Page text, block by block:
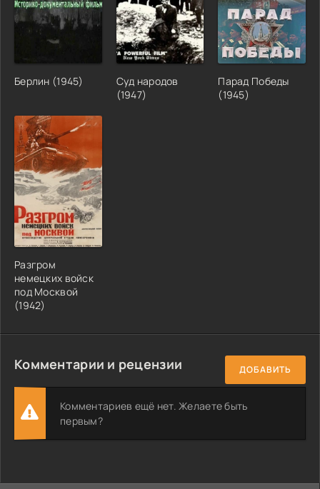
Берлин (1945)
Суд народов
(1947)
Парад Победы
(1945)
Разгром
немецких войск
под Москвой
(1942)
Комментарии и рецензии ДОБАВИТЬ
Комментариев ещё нет. Желаете быть
первым?